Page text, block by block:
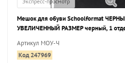
Мешок для обуви Schoolformat
УВЕЛИЧЕННЫЙ РАЗМЕР черный, 1
Артикул МОУ-Ч
Код 247969